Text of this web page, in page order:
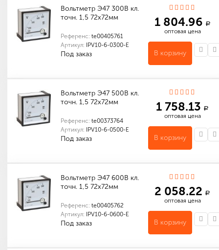
Вольтметр Э47 300В кл.
точн. 1,5 72х72мм
Референс: te00405761
Артикул:
IPV10-6-0300-E
Под заказ
1 804.96 a
оптовая цена
В корзину
Вольтметр Э47 500В кл.
точн. 1,5 72х72мм
Референс: te00373764
Артикул:
IPV10-6-0500-E
Под заказ
1 758.13 a
оптовая цена
В корзину
Вольтметр Э47 600В кл.
точн. 1,5 72х72мм
Референс: te00405762
Артикул:
IPV10-6-0600-E
Под заказ
2 058.22 a
оптовая цена
В корзину